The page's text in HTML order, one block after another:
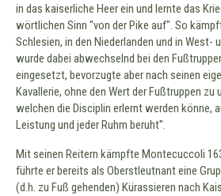
in das kaiserliche Heer ein und lernte das
wörtlichen Sinn "von der Pike auf". So
Schlesien, in den Niederlanden und in West-
wurde dabei abwechselnd bei den
eingesetzt, bevorzugte aber nach seinen
Kavallerie, ohne den Wert der Fußtruppen zu
welchen die Disciplin erlernt werden könne,
Leistung und jeder Ruhm beruht".
Mit seinen Reitern kämpfte Montecuccoli
führte er bereits als Oberstleutnant eine
(d.h. zu Fuß gehenden) Kürassieren nach